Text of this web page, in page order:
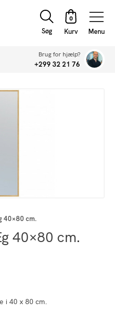
Søg Menu
Brug for hjælp?
+299 32 21 76
40×80 cm.
40×80 cm.
i 40 x 80 cm.